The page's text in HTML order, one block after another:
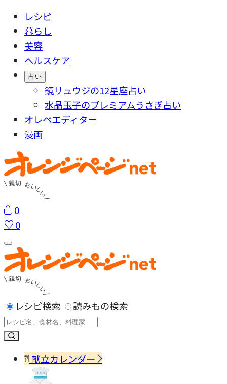
レシピ
暮らし
美容
ヘルスケア
占い
鏡リュウジの12星座占い
水晶玉子のプレミアムうさぎ占い
オレペエディター
漫画
0
0
レシピ検索 読みもの検索
献立カレンダー